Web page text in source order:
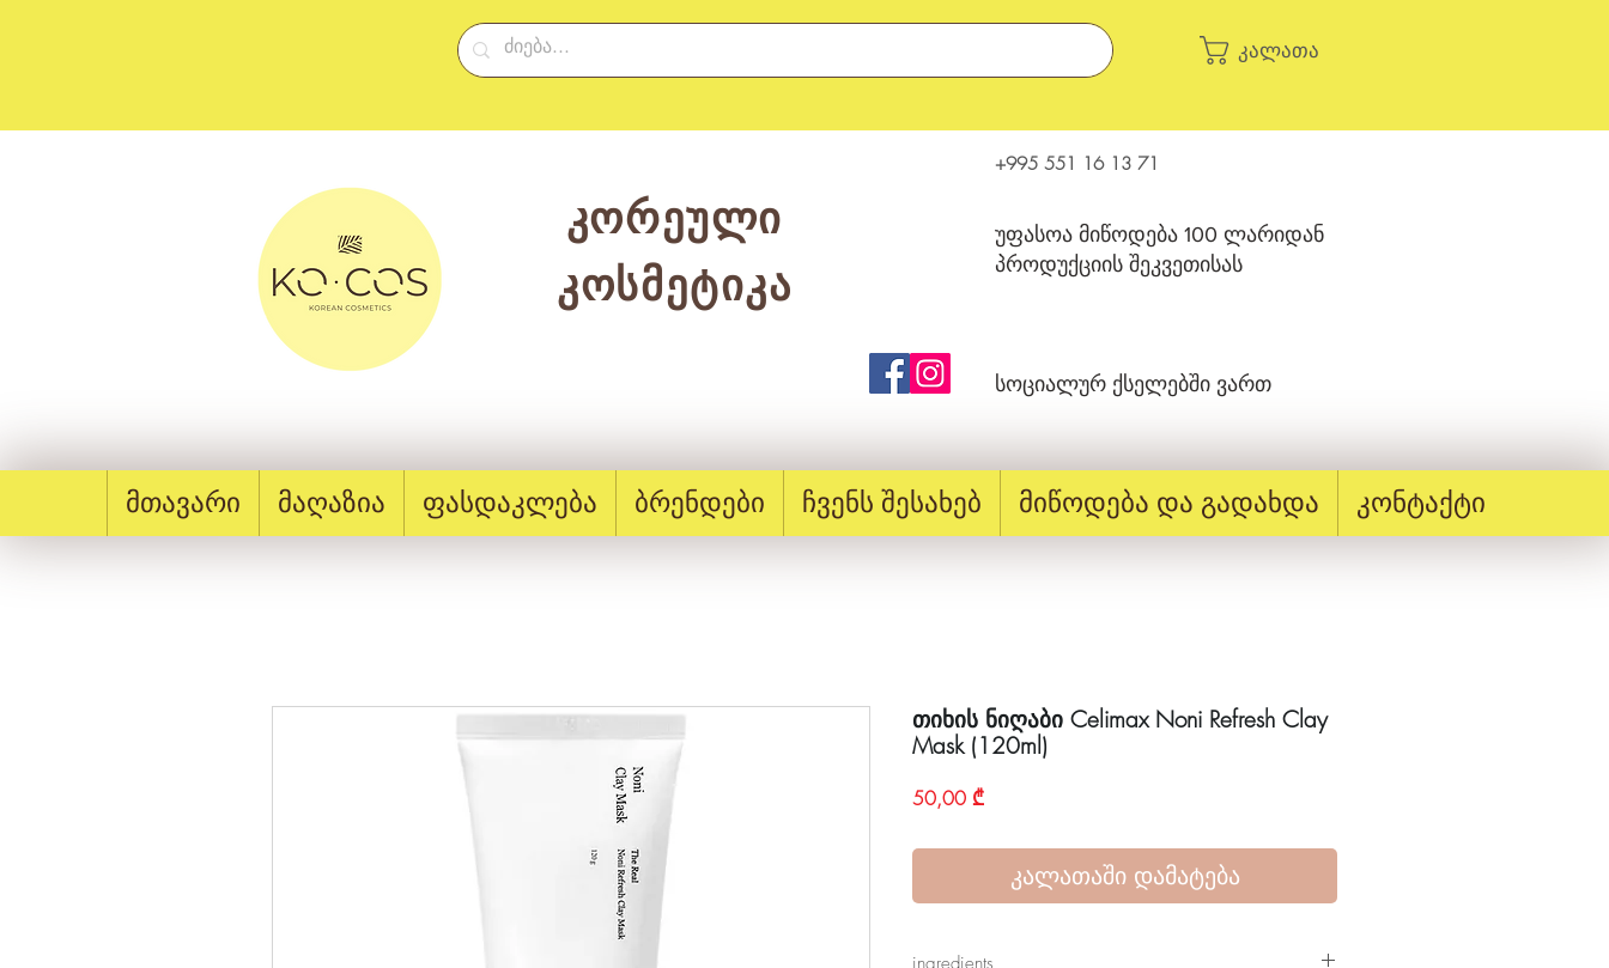
კალათა
კორეული
კოსმეტიკა
+995 551 16 13 71
უფასოა მიწოდება 100 ლარიდან
პროდუქციის შეკვეთისას
სოციალურ ქსელებში ვართ
მთავარი მაღაზია ფასდაკლება ბრენდები ჩვენს შესახებ მიწოდება და გადახდა კონტაქტი
თიხის ნიღაბი Celimax Noni Refresh Clay
Mask (120ml)
50,00 ₾Price
კალათაში დამატება
ingredients